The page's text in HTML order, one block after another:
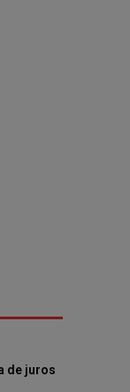
de juros